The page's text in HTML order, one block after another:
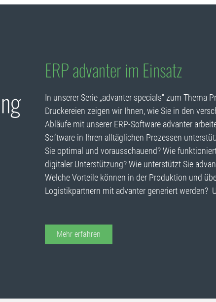
ERP advanter im Einsatz
In unserer Serie „advanter specials“ zum Thema
Druckereien zeigen wir Ihnen, wie Sie in den
Abläufe mit unserer ERP-Software advanter
Software in Ihren alltäglichen Prozessen
Sie optimal und vorausschauend? Wie
digitaler Unterstützung? Wie unterstützt Sie
Welche Vorteile können in der Produktion und
Logistikpartnern mit advanter generiert werden?
Mehr erfahren